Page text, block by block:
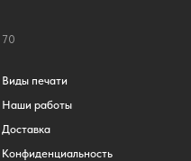
Виды печати
Наши работы
Доставка
Конфиденциальность
70